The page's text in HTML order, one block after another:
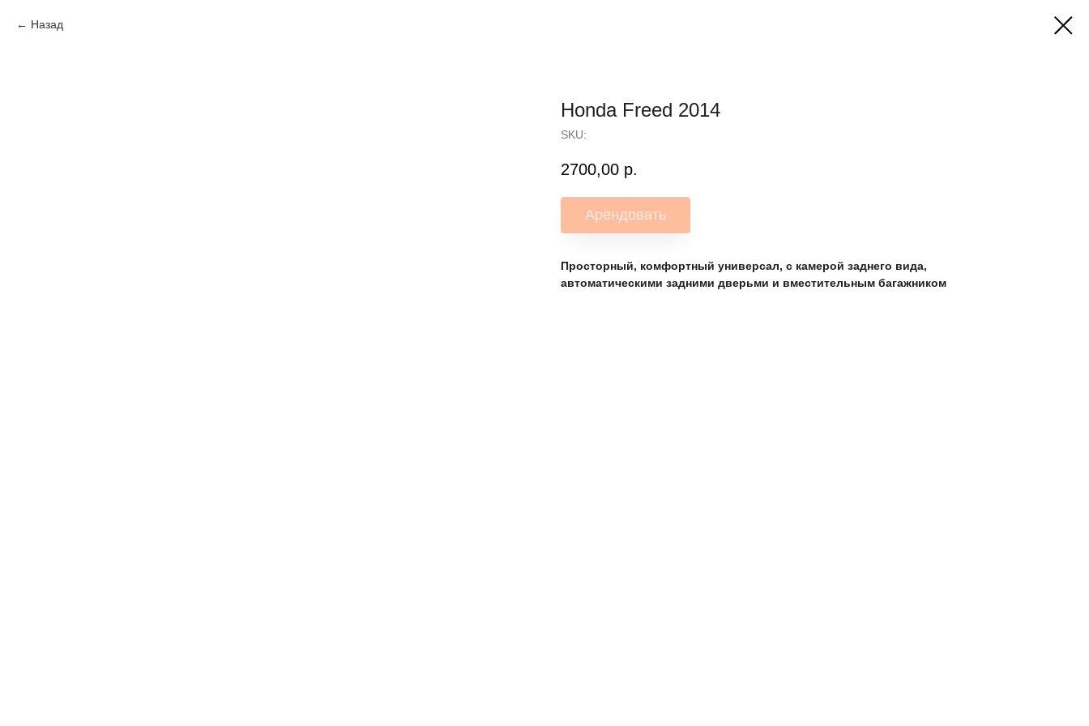
Назад
Honda Freed 2014
SKU:
2700,00 р.
Арендовать
Просторный, комфортный универсал, с камерой заднего вида,
автоматическими задними дверьми и вместительным багажником